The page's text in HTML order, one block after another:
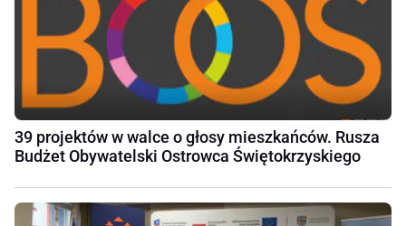
39 projektów w walce o głosy mieszkańców. Rusza
Budżet Obywatelski Ostrowca Świętokrzyskiego